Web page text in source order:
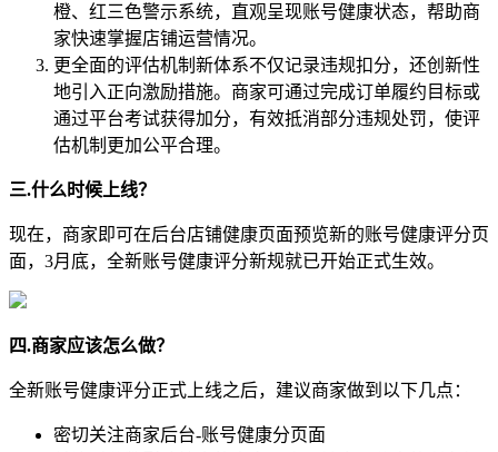
橙、红三色警示系统，直观呈现账号健康状态，帮助商
家快速掌握店铺运营情况。
更全面的评估机制新体系不仅记录违规扣分，还创新性
地引入正向激励措施。商家可通过完成订单履约目标或
通过平台考试获得加分，有效抵消部分违规处罚，使评
估机制更加公平合理。
三.什么时候上线？
现在，商家即可在后台店铺健康页面预览新的账号健康评分页
面，3月底，全新账号健康评分新规就已开始正式生效。
四.商家应该怎么做？
全新账号健康评分正式上线之后，建议商家做到以下几点：
密切关注商家后台-账号健康分页面